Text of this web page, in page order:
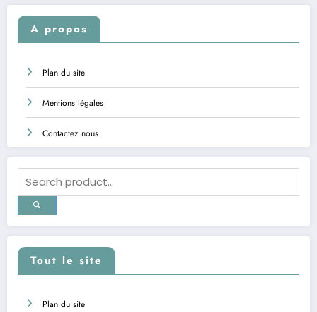
A propos
Plan du site
Mentions légales
Contactez nous
Tout le site
Plan du site